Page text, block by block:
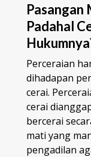
Pasangan
Padahal
Perceraian
dihadapan
cerai.
cerai
bercerai
mati yang
pengadilan